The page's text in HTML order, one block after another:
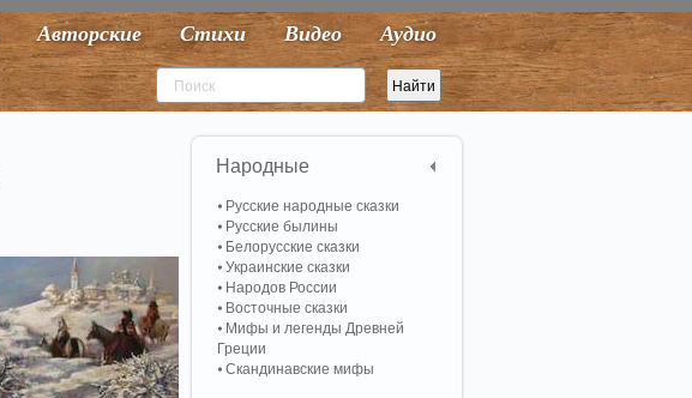
Авторские Стихи Видео Аудио
Народные
Русские народные сказки
Русские былины
Белорусские сказки
Украинские сказки
Народов России
Восточные сказки
Мифы и легенды Древней
Греции
Скандинавские мифы